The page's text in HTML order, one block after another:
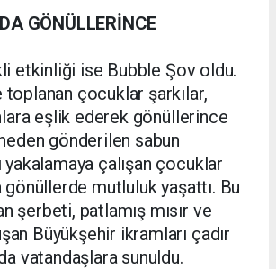
GÖNÜLLERİNCE
etkinliği ise Bubble Şov oldu.
toplanan çocuklar şarkılar,
eşlik ederek gönüllerince
gönderilen sabun
yakalamaya çalışan çocuklar
gönüllerde mutluluk yaşattı. Bu
şerbeti, patlamış mısır ve
Büyükşehir ikramları çadır
vatandaşlara sunuldu.